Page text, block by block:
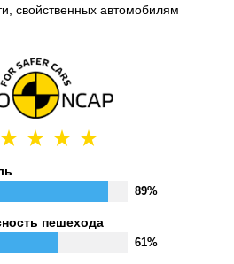
свойственных автомобилям
89%
пешехода
61%